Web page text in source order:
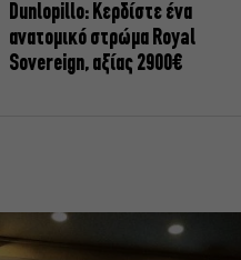
Dunlopillo: Κερδίστε ένα
ανατομικό στρώμα Royal
Sovereign, αξίας 2900€